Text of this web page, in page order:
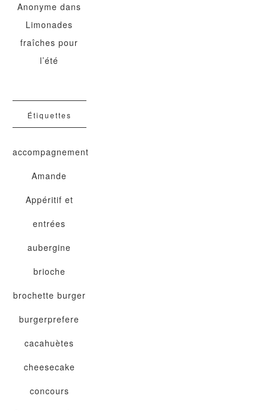
Anonyme dans
Limonades
fraîches pour
l’été
Étiquettes
accompagnement
Amande
Appéritif et
entrées
aubergine
brioche
brochette burger
burgerprefere
cacahuètes
cheesecake
concours